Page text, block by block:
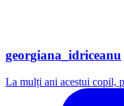
georgiana_idriceanu
La mulți ani acestui copil,